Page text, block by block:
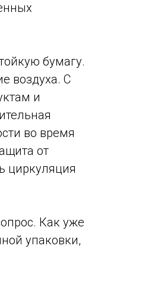
бумагу.
воздуха. С
и
во время
от
циркуляция
Как уже
упаковки,